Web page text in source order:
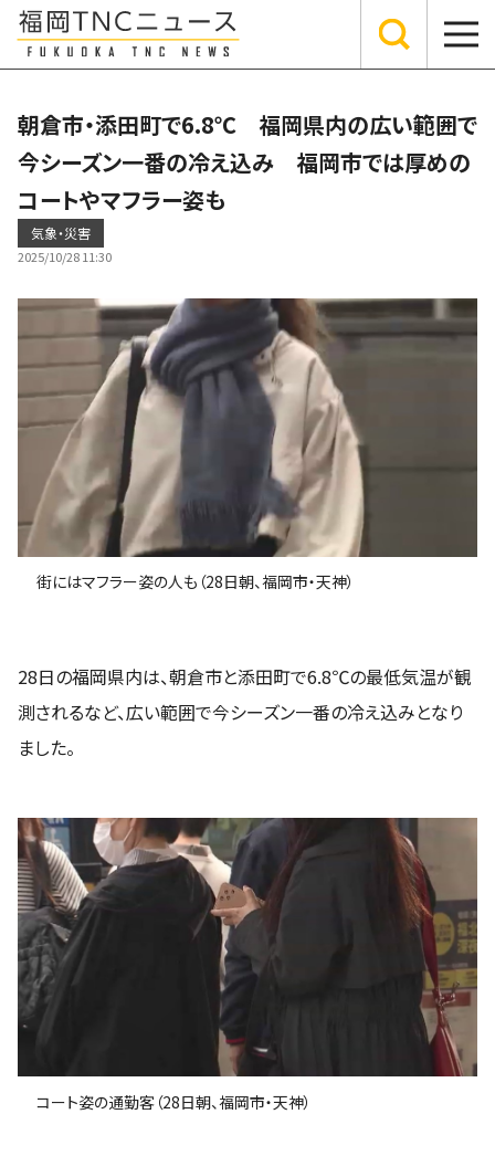
朝倉市・添田町で6.8℃ 福岡県内の広い範囲で
今シーズン一番の冷え込み 福岡市では厚めの
コートやマフラー姿も
気象・災害
2025/10/28 11:30
街にはマフラー姿の人も（28日朝、福岡市・天神）
28日の福岡県内は、朝倉市と添田町で6.8℃の最低気温が観
測されるなど、広い範囲で今シーズン一番の冷え込みとなり
ました。
コート姿の通勤客（28日朝、福岡市・天神）